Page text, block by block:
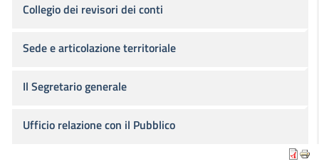
Collegio dei revisori dei conti
Sede e articolazione territoriale
Il Segretario generale
Ufficio relazione con il Pubblico